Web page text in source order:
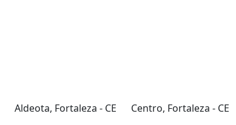
Aldeota, Fortaleza - CE
Centro, Fortaleza - CE